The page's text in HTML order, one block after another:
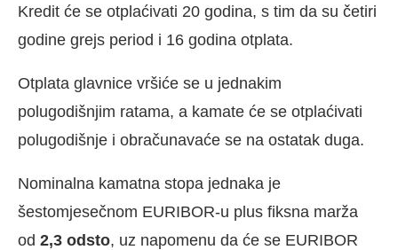
Kredit će se otplaćivati 20 godina, s tim da su četiri
godine grejs period i 16 godina otplata.
Otplata glavnice vršiće se u jednakim
polugodišnjim ratama, a kamate će se otplaćivati
polugodišnje i obračunavaće se na ostatak duga.
Nominalna kamatna stopa jednaka je
šestomjesečnom EURIBOR-u plus fiksna marža
od 2,3 odsto, uz napomenu da će se EURIBOR